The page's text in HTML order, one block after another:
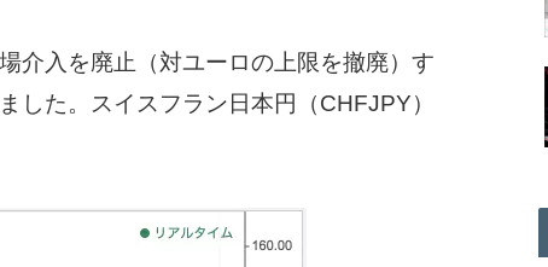
介入を廃止（対ユーロの上限を撤廃）す
した。スイスフラン日本円（CHFJPY）